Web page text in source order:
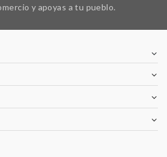
y apoyas a tu pueblo.